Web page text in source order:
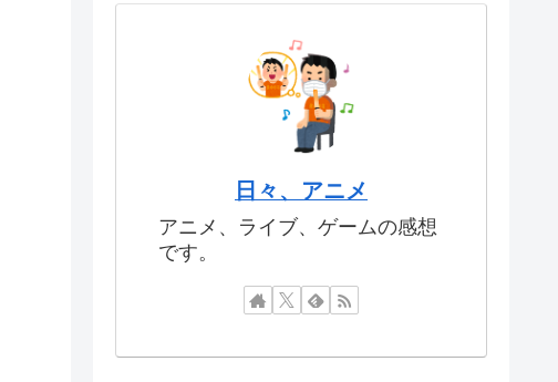
日々、アニメ
アニメ、ライブ、ゲームの感想
です。